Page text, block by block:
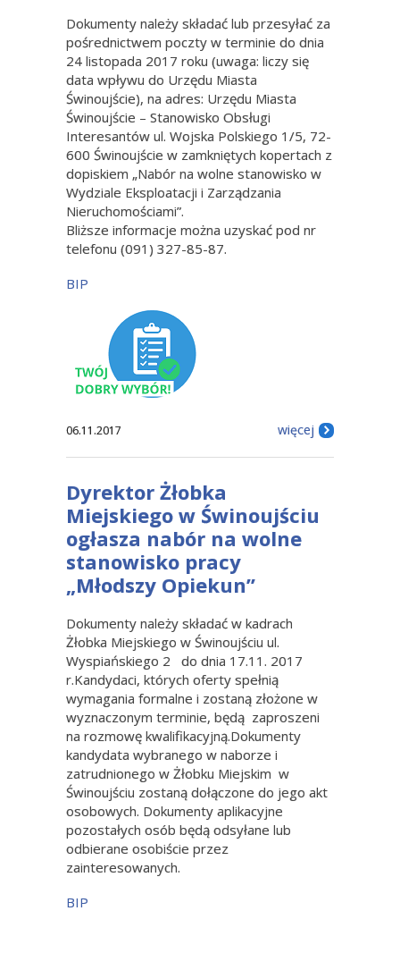
Dokumenty należy składać lub przesyłać za
pośrednictwem poczty w terminie do dnia
24 listopada 2017 roku (uwaga: liczy się
data wpływu do Urzędu Miasta
Świnoujście), na adres: Urzędu Miasta
Świnoujście – Stanowisko Obsługi
Interesantów ul. Wojska Polskiego 1/5, 72-
600 Świnoujście w zamkniętych kopertach z
dopiskiem „Nabór na wolne stanowisko w
Wydziale Eksploatacji i Zarządzania
Nieruchomościami”.
Bliższe informacje można uzyskać pod nr
telefonu (091) 327-85-87.
BIP
06.11.2017 więcej
Dyrektor Żłobka
Miejskiego w Świnoujściu
ogłasza nabór na wolne
stanowisko pracy
„Młodszy Opiekun”
Dokumenty należy składać w kadrach
Żłobka Miejskiego w Świnoujściu ul.
Wyspiańskiego 2 do dnia 17.11. 2017
r.Kandydaci, których oferty spełnią
wymagania formalne i zostaną złożone w
wyznaczonym terminie, będą zaproszeni
na rozmowę kwalifikacyjną.Dokumenty
kandydata wybranego w naborze i
zatrudnionego w Żłobku Miejskim w
Świnoujściu zostaną dołączone do jego akt
osobowych. Dokumenty aplikacyjne
pozostałych osób będą odsyłane lub
odbierane osobiście przez
zainteresowanych.
BIP